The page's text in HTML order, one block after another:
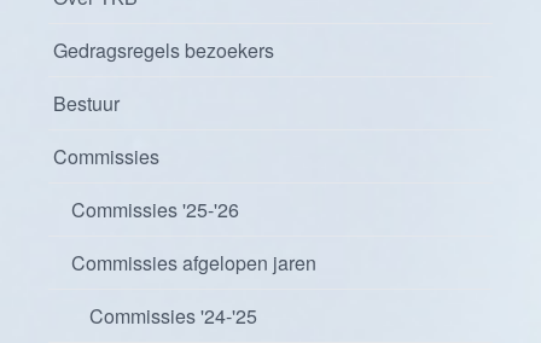
Gedragsregels bezoekers
Bestuur
Commissies
Commissies '25-'26
Commissies afgelopen jaren
Commissies '24-'25